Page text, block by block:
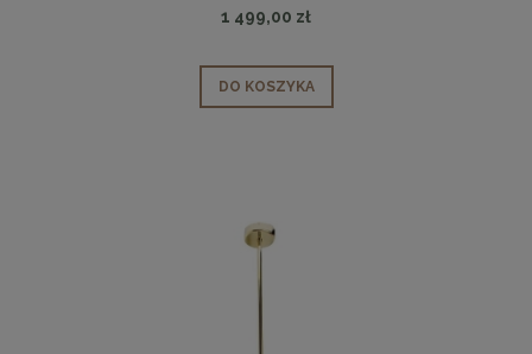
1 499,00 zł
DO KOSZYKA